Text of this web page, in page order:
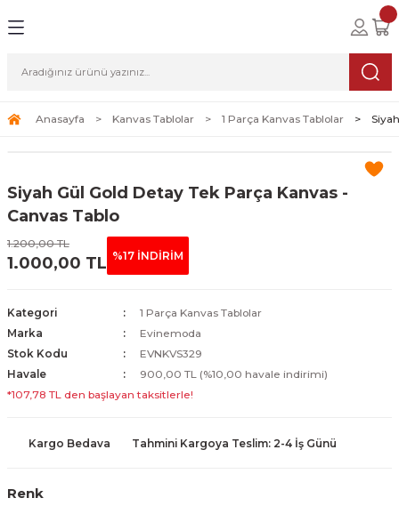
Tablolar
Tablolar
Sanat
Anasayfa Kanvas Tablolar 1 Parça Kanvas Tablolar
Siyah Gül Gold Detay Tek Parça Kanvas -
Canvas Tablo
1.200,00 TL
1.000,00 TL %17 İNDİRİM
Kategori
1 Parça Kanvas Tablolar
Marka
Evinemoda
Stok Kodu
EVNKVS329
Havale
900,00 TL (%10,00 havale indirimi)
*107,78 TL den başlayan taksitlerle!
Kargo Bedava Tahmini Kargoya Teslim: 2-4 İş Günü
Renk